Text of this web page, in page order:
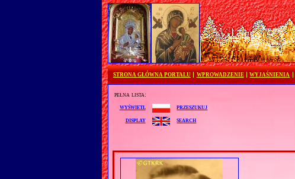
STRONA GŁÓWNA PORTALU WPROWADZENIE WYJAŚNIENIA
pełna lista:
wyświetl
przeszukuj
display
search